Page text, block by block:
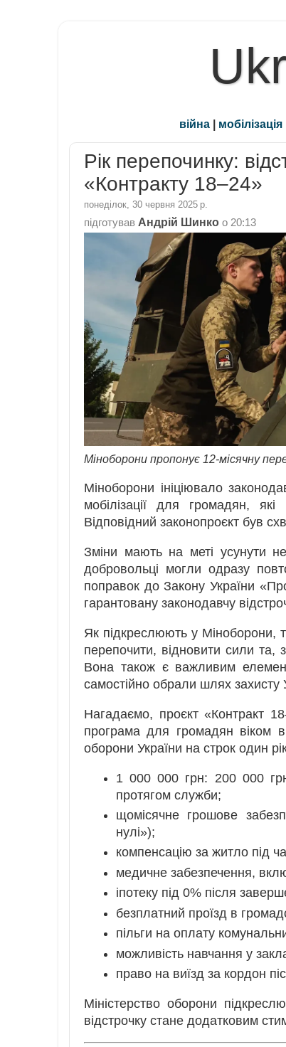
війна | мобілізація
Рік перепочинку:
«Контракту 18–24»
понеділок, 30 червня 2025 р.
підготував Андрій Шинко о 20:13
Міноборони пропонує 12-місячну
Міноборони ініціювало
мобілізації для громадян,
Відповідний законопроєкт був
Зміни мають на меті усунути
добровольці могли одразу
поправок до Закону України «Про
гарантовану законодавчу
Як підкреслюють у Міноборони,
перепочити, відновити сили та,
Вона також є важливим
самостійно обрали шлях захисту
Нагадаємо, проєкт «Контракт
програма для громадян віком
оборони України на строк один
1 000 000 грн: 200 000
протягом служби;
щомісячне грошове
нулі»);
компенсацію за житло під
медичне забезпечення,
іпотеку під 0% після
безплатний проїзд в
пільги на оплату
можливість навчання у
право на виїзд за кордон
Міністерство оборони
відстрочку стане додатковим